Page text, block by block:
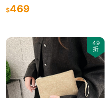
包 夾子包 小方包 側背包 手拿包
零錢包
$469
49
折